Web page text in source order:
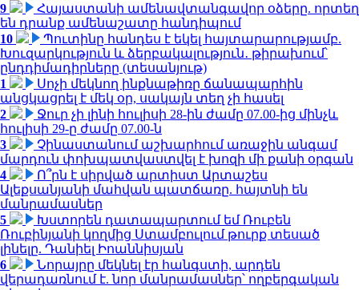
9
Հայաստանի ամենավտանգավոր օձերը. որտեղ
են դրանք ամենաշատը հանդիպում
10
Պուտինը հանդես է եկել հայտարարությամբ.
Խուզարկություն և ձերբակալություն․ թիրախում՝
ընդդիմադիրները (տեսանյութ)
1
Սոչի մեկնող ինքնաթիռը ճանապարհին
անցկացրել է մեկ օր, սակայն տեղ չի հասել
2
Ջուր չի լինի հուլիսի 28-ին ժամը 07.00-ից մինչև
հուլիսի 29-ը ժամը 07.00-ն
3
Չինաստանում աշխարհում առաջին անգամ
մարդուն փոխպատվաստվել է խոզի մի քանի օրգան
4
Ո՞րն է սիրված արտիստ Արտաշես
Ալեքսանյանի մահվան պատճառը. հայտնի են
մանրամասներ
5
Խստորեն դատապարտում եմ Ռուբեն
Ռուբինյանի կողմից Ստամբուլում թուրք տեսած
լինելը. Դանիել Իոաննիսյան
6
Նորայրը մեկնել էր հանգստի, արդեն
վերադառնում է. նոր մանրամասներ՝ ողբերգական